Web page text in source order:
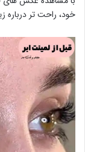
خود، راحت تر درباره